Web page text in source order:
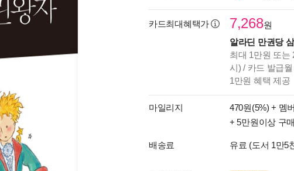
카드최대혜택가 7,268원
알라딘 만권당
최대 1만원 또는
시) / 카드 발급
1만원 혜택 제공
마일리지 470원(5%) + 멤
+ 5만원이상 구
배송료 유료 (도서 1만5